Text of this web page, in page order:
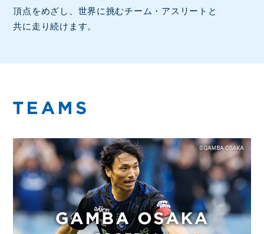
頂点をめざし、世界に挑むチーム・アスリートと
共に走り続けます。